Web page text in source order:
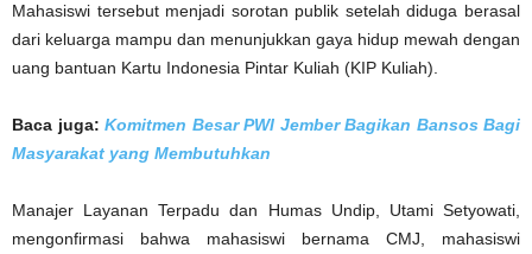
Mahasiswi tersebut menjadi sorotan publik setelah diduga berasal
dari keluarga mampu dan menunjukkan gaya hidup mewah dengan
uang bantuan Kartu Indonesia Pintar Kuliah (KIP Kuliah).
Baca juga: Komitmen Besar PWI Jember Bagikan Bansos Bagi
Masyarakat yang Membutuhkan
Manajer Layanan Terpadu dan Humas Undip, Utami Setyowati,
mengonfirmasi bahwa mahasiswi bernama CMJ, mahasiswi